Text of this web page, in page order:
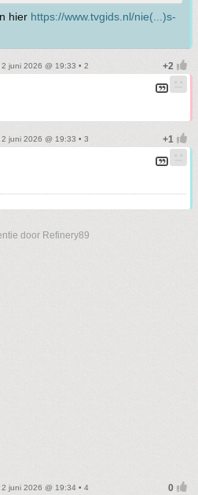
hier https://www.tvgids.nl/nie(...)s-
2 juni 2026 @ 19:33 • 2
2 juni 2026 @ 19:33 • 3
door Refinery89
2 juni 2026 @ 19:34 • 4